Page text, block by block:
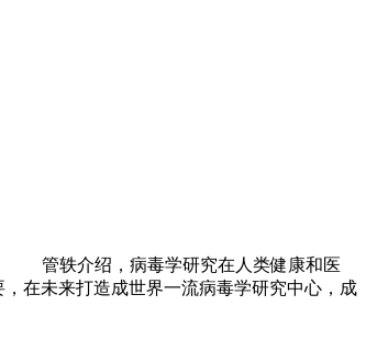
管轶介绍，病毒学研究在人类健康和医
在未来打造成世界一流病毒学研究中心，成